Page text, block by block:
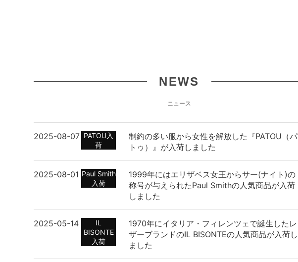
NEWS
ニュース
2025-08-07 PATOU入
荷
制約の多い服から女性を解放した『PATOU（パ
トゥ）』が入荷しました
2025-08-01 Paul Smith
入荷
1999年にはエリザベス女王からサー(ナイト)の
称号が与えられたPaul Smithの人気商品が入荷
しました
2025-05-14
IL
BISONTE
入荷
1970年にイタリア・フィレンツェで誕生したレ
ザーブランドのIL BISONTEの人気商品が入荷し
ました